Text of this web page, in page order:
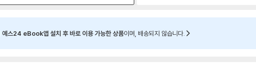
예스24 eBook앱 설치 후 바로 이용 가능한 상품이며, 배송되지 않습니다.